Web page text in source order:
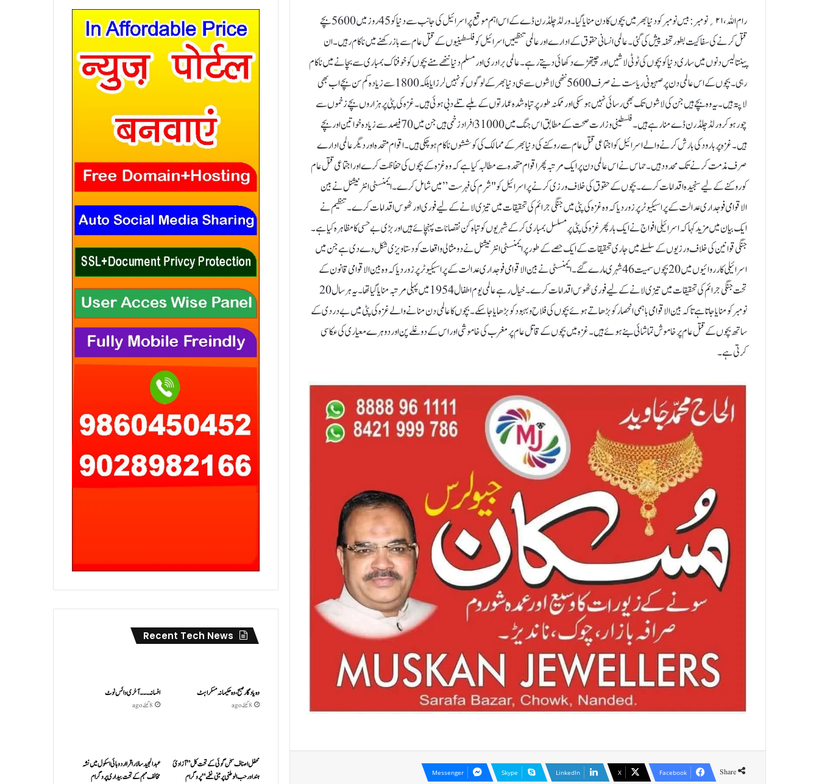
رام اللہ،۲۱؍نومبر:بیس نومبر کو دنیا بھر میں بچوں کا دن منایا گیا۔ ورلڈ چلڈرن ڈے کے اس اہم موقع پر اسرائیل کی جانب سے دنیا کو 45 روز میں 5600 بچے
قتل کرنے کی سفاکیت بطور تحفہ پیش کی گئی۔ عالمی انسانی حقوق کے ادارے اور عالمی تنظیمیں اسرائیل کو فلسطینیوں کے قتل عام سے باز رکھنے میں ناکام رہیں۔ ان
پینتالیس دنوں میں ساری دنیا کو بچوں کی ٹوٹی لاشیں اور چیتھڑے دکھائی دیتے رہے۔ عالمی برادری اور مسلم دنیا ننھے منے بچوں کو خوفناک بمباری سے بچانے میں ناکام
رہی ۔بچوں کے اس عالمی دن پر صہیونی ریاست نے صرف 5600 ننھی لاشوں سے ہی دنیا بھر کے لوگوں کو نہیں لرزایا بلکہ 1800 سے زیادہ کم سن بچے اب بھی
لاپتہ ہیں۔ یہ وہ بچے ہیں جن کی لاشوں تک بھی رسائی نہیں ہوسکی اور ممکنہ طور پر تباہ شدہ عمارتوں کے ملبے تلے دبی ہوئی ہیں۔غزہ کی پٹی پر ہزاروں بچے زخموں سے
چور ہوکر ورلڈ چلڈرن ڈے منا رہے ہیں۔ فلسطینی وزارت صحت کے مطابق اس جنگ میں 31000 افراد زخمی ہیں جن میں 70 فیصد سے زیادہ خواتین اور بچے
ہیں۔غزہ پر بارود کی بارش کرنے والے اسرائیل کو اجتماعی قتل عام سے روکنے کی دنیا بھر کے ممالک کی کوششوں ناکام ہوچکی ہیں۔ اقوام متحدہ اور دیگر عالمی ادارے
صرف مذمت کرنے تک محدود ہیں۔ حماس نے اس عالمی دن پر ایک مرتبہ پھر اقوام متحدہ سے مطالبہ کیا ہے کہ وہ غزہ کے بچوں کی حفاظت کرے اور اجتماعی قتل عام
کو روکنے کے لیے سنجیدہ اقدامات کرے۔ بچوں کے حقوق کی خلاف ورزی کرنے پر اسرائیل کو "شرم کی فہرست” میں شامل کرے۔ایمنسٹی انٹرنیشنل نے بین
الاقوامی فوجداری عدالت کے پراسیکیوٹر پر زور دیا کہ وہ غزہ کی پٹی میں جنگی جرائم کی تحقیقات میں تیزی لانے کے لیے فوری اور ٹھوس اقدامات کرے۔تنظیم نے
ایک بیان میں مزید کہا کہ اسرائیلی افواج نے ایک بار پھر غزہ کی پٹی پر مسلسل بمباری کرکے شہریوں کو تباہ کن نقصانات پہنچائے ہیں اور بڑی بے حسی کا مظاہرہ کیا ہے۔
جنگی قوانین کی خلاف ورزیوں کے سلسلے میں جاری تحقیقات کے ایک حصے کے طور پر ایمنسٹی انٹرنیشنل نے دو مثالی واقعات کو دستاویزی شکل دے دی ہے جن میں
اسرائیلی کارروائیوں میں 20 بچوں سمیت 46 شہری مارے گئے۔ایمنسٹی نے بین الاقوامی فوجداری عدالت کے پراسیکیوٹر پر زور دیا کہ وہ بین الاقوامی قانون کے
تحت جنگی جرائم کی تحقیقات میں تیزی لانے کے لیے فوری ٹھوس اقدامات کرے۔خیال رہے عالمی یوم اطفال 1954 میں پہلی مرتبہ منایا گیا تھا۔ یہ ہر سال 20
نومبر کو منایا جاتا ہے تاکہ بین الاقوامی باہمی انحصار کو بڑھاتے ہوئے بچوں کی فلاح و بہبود کو بڑھایا جا سکے۔بچوں کا عالمی دن منانے والے غزہ کی پٹی میں بے دردی کے
ساتھ بچوں کے قتل عام پر خاموش تماشائی بنے ہوئے ہیں۔غزہ میں بچوں کے قاتل عام پر مغرب کی خاموشی اور اس کے دوغلے پن اور دوہرے معیاری کی عکاسی
کرتی ہے۔
Share
Facebook
X
LinkedIn
Skype
Messenger
Recent Tech News
وہ یادگار صبح، وہ حکیمانہ مسکراہٹ
8 گھنٹے ago
افسانہ۔۔۔آخری وائس نوٹ
8 گھنٹے ago
محفل اصناف سخن گوئی کے تحت کل ”آزادئ
ہند اور حب الوطنی پر مبنی نغمے“پروگرام
عبدالمجید سالار اقرا اردو ہائی اسکول میں نشہ
مخالف مہم کے تحت بیداری پروگرام